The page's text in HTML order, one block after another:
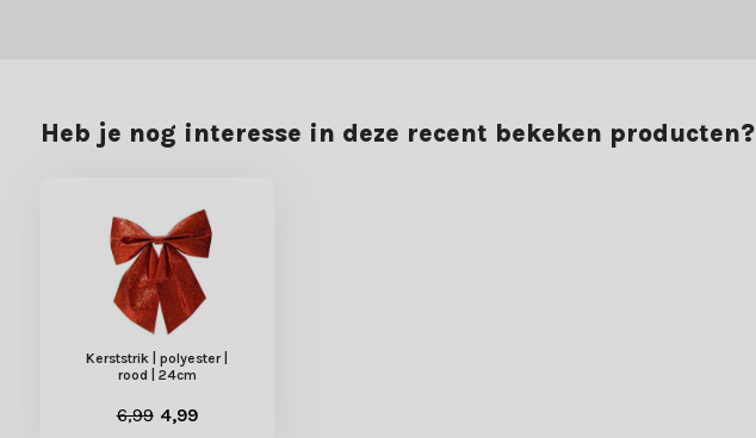
Heb je nog interesse in deze recent bekeken producten?
Kerststrik | polyester |
rood | 24cm
6,99 4,99